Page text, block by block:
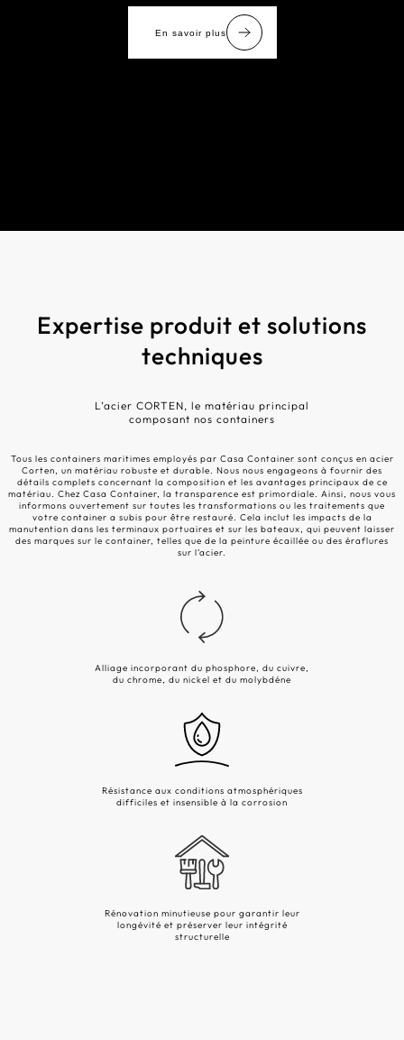
En savoir plus
Expertise produit et solutions
techniques
L’acier CORTEN, le matériau principal
composant nos containers
Tous les containers maritimes employés par Casa Container sont conçus en acier
Corten, un matériau robuste et durable. Nous nous engageons à fournir des
détails complets concernant la composition et les avantages principaux de ce
matériau. Chez Casa Container, la transparence est primordiale. Ainsi, nous vous
informons ouvertement sur toutes les transformations ou les traitements que
votre container a subis pour être restauré. Cela inclut les impacts de la
manutention dans les terminaux portuaires et sur les bateaux, qui peuvent laisser
des marques sur le container, telles que de la peinture écaillée ou des éraflures
sur l’acier.
Alliage incorporant du phosphore, du cuivre,
du chrome, du nickel et du molybdéne
Résistance aux conditions atmosphériques
difficiles et insensible à la corrosion
Rénovation minutieuse pour garantir leur
longévité et préserver leur intégrité
structurelle